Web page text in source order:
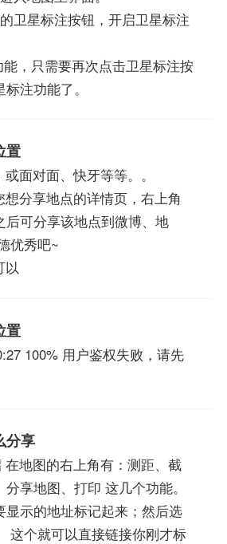
卫星标注按钮，开启卫星标注
，只需要再次点击卫星标注按
注功能了。
置
面对面、快牙等等。。
想分享地点的详情页，右上角
后可分享该地点到微博、地
优秀吧~
以
置
100% 用户鉴权失败，请先
分享
在地图的右上角有：测距、截
享地图、打印 这几个功能。
显示的地址标记起来；然后选
这个就可以直接链接你刚才标